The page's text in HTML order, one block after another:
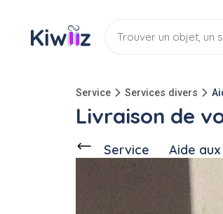
Service Services divers
Livraison de
Service Aide